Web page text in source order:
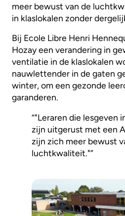
meer bewust van de
in klaslokalen zonder
Bij Ecole Libre Henri
Hozay een verandering in
ventilatie in de klaslokalen
nauwlettender in de gaten
winter, om een gezonde
garanderen.
“"Leraren die lesgeven
zijn uitgerust met een
zijn zich meer bewust
luchtkwaliteit."”